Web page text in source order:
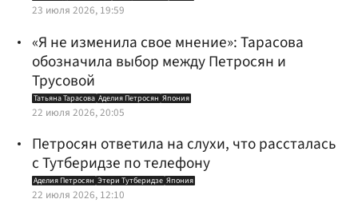
23 июля 2026, 19:59
«Я не изменила свое мнение»: Тарасова
обозначила выбор между Петросян и
Трусовой
Татьяна Тарасова Аделия Петросян Япония
22 июля 2026, 20:05
Петросян ответила на слухи, что рассталась
с Тутберидзе по телефону
Аделия Петросян Этери Тутберидзе Япония
22 июля 2026, 12:10